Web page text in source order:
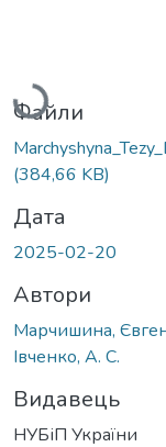
Вантажиться...
Файли
(384,66 KB)
Дата
2025-02-20
Автори
Марчишина,
Івченко, А. С.
Видавець
НУБіП України